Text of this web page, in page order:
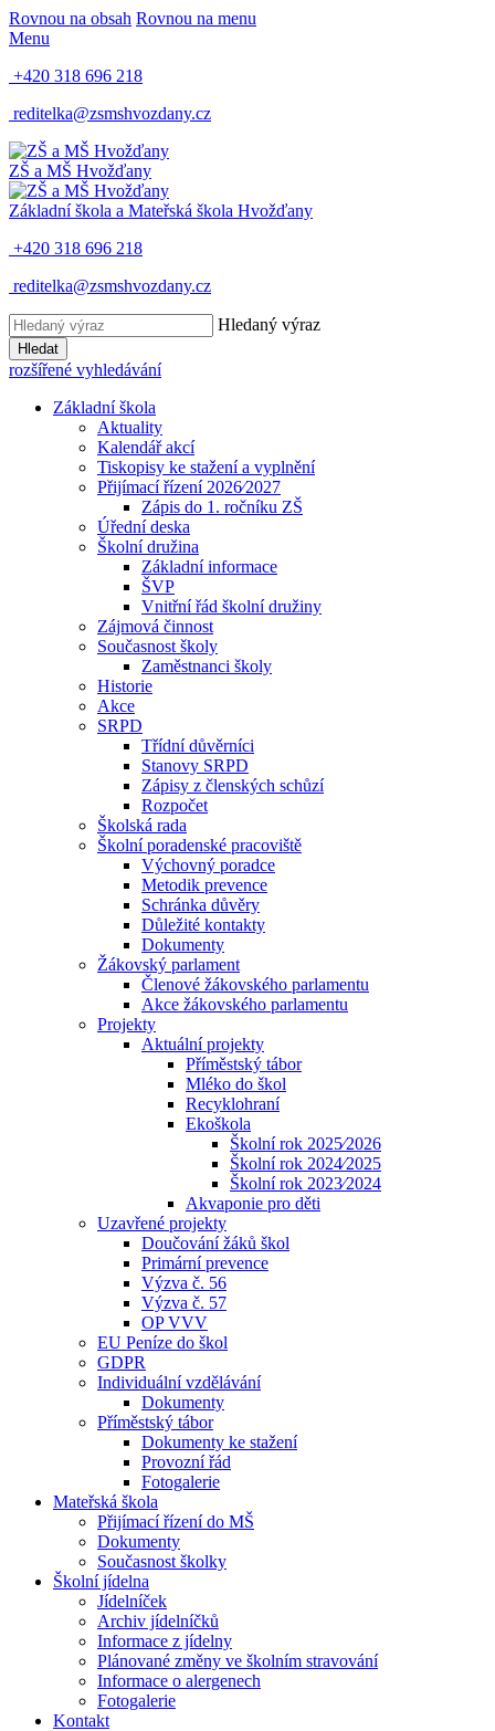
Rovnou na obsah Rovnou na menu
Menu
+420 318 696 218
reditelka@zsmshvozdany.cz
ZŠ a MŠ Hvožďany
Základní škola a Mateřská škola Hvožďany
+420 318 696 218
reditelka@zsmshvozdany.cz
Hledaný výraz
Hledat
rozšířené vyhledávání
Základní škola
Aktuality
Kalendář akcí
Tiskopisy ke stažení a vyplnění
Přijímací řízení 2026⁄2027
Zápis do 1. ročníku ZŠ
Úřední deska
Školní družina
Základní informace
ŠVP
Vnitřní řád školní družiny
Zájmová činnost
Současnost školy
Zaměstnanci školy
Historie
Akce
SRPD
Třídní důvěrníci
Stanovy SRPD
Zápisy z členských schůzí
Rozpočet
Školská rada
Školní poradenské pracoviště
Výchovný poradce
Metodik prevence
Schránka důvěry
Důležité kontakty
Dokumenty
Žákovský parlament
Členové žákovského parlamentu
Akce žákovského parlamentu
Projekty
Aktuální projekty
Příměstský tábor
Mléko do škol
Recyklohraní
Ekoškola
Školní rok 2025⁄2026
Školní rok 2024⁄2025
Školní rok 2023⁄2024
Akvaponie pro děti
Uzavřené projekty
Doučování žáků škol
Primární prevence
Výzva č. 56
Výzva č. 57
OP VVV
EU Peníze do škol
GDPR
Individuální vzdělávání
Dokumenty
Příměstský tábor
Dokumenty ke stažení
Provozní řád
Fotogalerie
Mateřská škola
Přijímací řízení do MŠ
Dokumenty
Současnost školky
Školní jídelna
Jídelníček
Archiv jídelníčků
Informace z jídelny
Plánované změny ve školním stravování
Informace o alergenech
Fotogalerie
Kontakt